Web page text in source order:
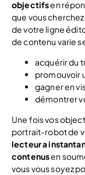
objectifsen
que vous
de votre ligne
de contenu varie
acquérir du
promouvoir
gagner en
démontrer
Une fois vos
portrait-robot de
lecteur a
contenusen
vous vous soyez